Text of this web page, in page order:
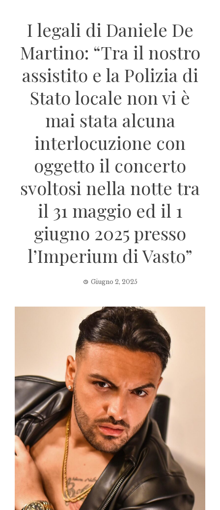
I legali di Daniele De
Martino: “Tra il nostro
assistito e la Polizia di
Stato locale non vi è
mai stata alcuna
interlocuzione con
oggetto il concerto
svoltosi nella notte tra
il 31 maggio ed il 1
giugno 2025 presso
l’Imperium di Vasto”
Giugno 2, 2025